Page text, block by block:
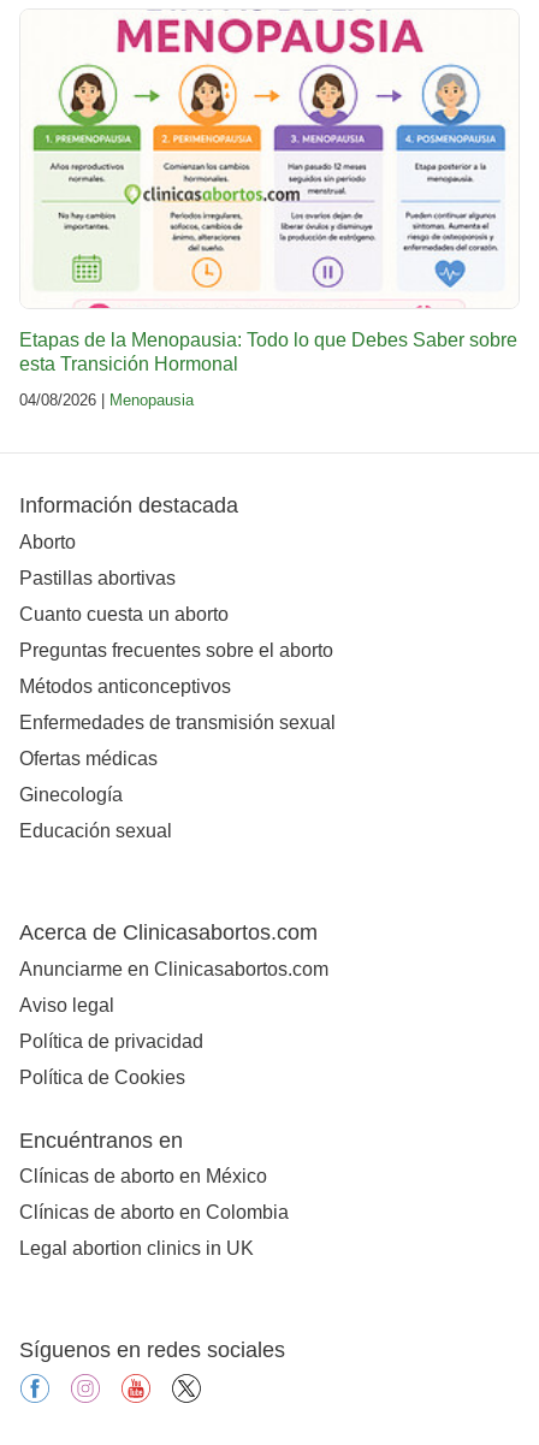
Etapas de la Menopausia: Todo lo que Debes Saber sobre
esta Transición Hormonal
04/08/2026 | Menopausia
Información destacada
Aborto
Pastillas abortivas
Cuanto cuesta un aborto
Preguntas frecuentes sobre el aborto
Métodos anticonceptivos
Enfermedades de transmisión sexual
Ofertas médicas
Ginecología
Educación sexual
Acerca de Clinicasabortos.com
Anunciarme en Clinicasabortos.com
Aviso legal
Política de privacidad
Política de Cookies
Encuéntranos en
Clínicas de aborto en México
Clínicas de aborto en Colombia
Legal abortion clinics in UK
Síguenos en redes sociales
facebookinstagramyoutube